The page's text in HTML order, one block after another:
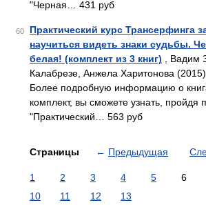
"Черная… 431 руб
60
Практический курс Трансерфинга
научиться видеть знаки судьбы.
белая! (комплект из 3 книг) , Вадим
Калабрезе, Анжела Харитонова (2015)
Более подробную информацию о
комплект, вы сможете узнать, пройдя
"Практический… 563 руб
Страницы ← Предыдущая
1 2 3 4 5 6
10
11 12 13